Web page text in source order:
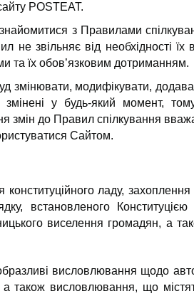
POSTEAT.
з Правилами
не звільняє від необхідності
та їх обов’язковим дотриманням.
змінювати, модифікувати,
у будь-який момент,
змін до Правил спілкування
Сайтом.
ладу,
встановленого
виселення громадян, а
висловлювання щодо
а також висловлювання, що